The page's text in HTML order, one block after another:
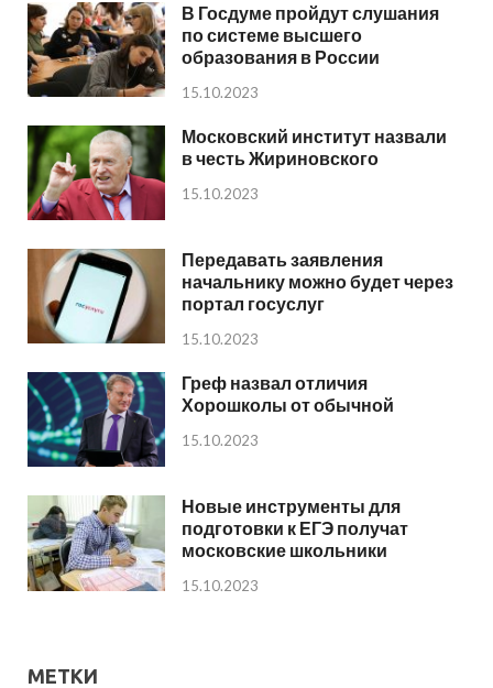
В Госдуме пройдут слушания
по системе высшего
образования в России
15.10.2023
Московский институт назвали
в честь Жириновского
15.10.2023
Передавать заявления
начальнику можно будет через
портал госуслуг
15.10.2023
Греф назвал отличия
Хорошколы от обычной
15.10.2023
Новые инструменты для
подготовки к ЕГЭ получат
московские школьники
15.10.2023
МЕТКИ